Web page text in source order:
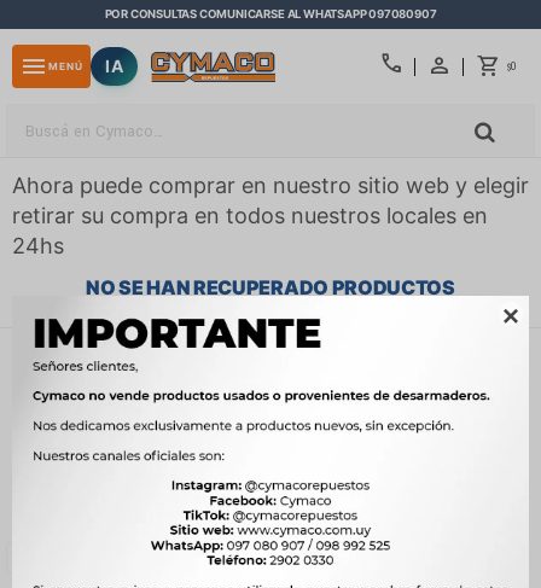

POR CONSULTAS COMUNICARSE AL WHATSAPP 097080907
call $0
menu MENÚ IA
Ahora puede comprar en nuestro sitio web y elegir
retirar su compra en todos nuestros locales en
24hs
NO SE HAN RECUPERADO PRODUCTOS
¡Lo sentimos! No hay productos en esta sección.
Inténtalo nuevamente con otros criterios de filtrado o busca en
otras secciones de nuestro catálogo.
Embrague y caja de cambios
Quitar filtros
close